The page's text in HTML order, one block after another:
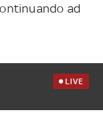
ad
LIVE